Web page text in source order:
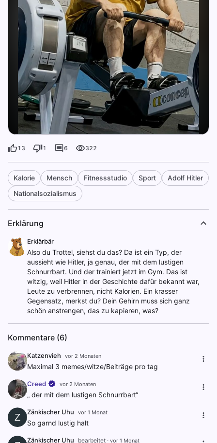
13 1 6 322
Kalorie Mensch Fitnessstudio Sport
Adolf Hitler
Nationalsozialismus
Erklärung
Erklärbär
Also du Trottel, siehst du das? Da ist ein Typ, der
aussieht wie Hitler, ja genau, der mit dem lustigen
Schnurrbart. Und der trainiert jetzt im Gym. Das ist
witzig, weil Hitler in der Geschichte dafür bekannt war,
Leute zu verbrennen, nicht Kalorien. Ein krasser
Gegensatz, merkst du? Dein Gehirn muss sich ganz
schön anstrengen, das zu kapieren, was?
Kommentare (6)
Katzenvieh vor 2 Monaten
Maximal 3 memes/witze/Beiträge pro tag
Creed vor 2 Monaten
„ der mit dem lustigen Schnurrbart“
Z Zänkischer Uhu vor 1 Monat
So garnd lustig halt
Zänkischer Uhu bearbeitet · vor 1 Monat